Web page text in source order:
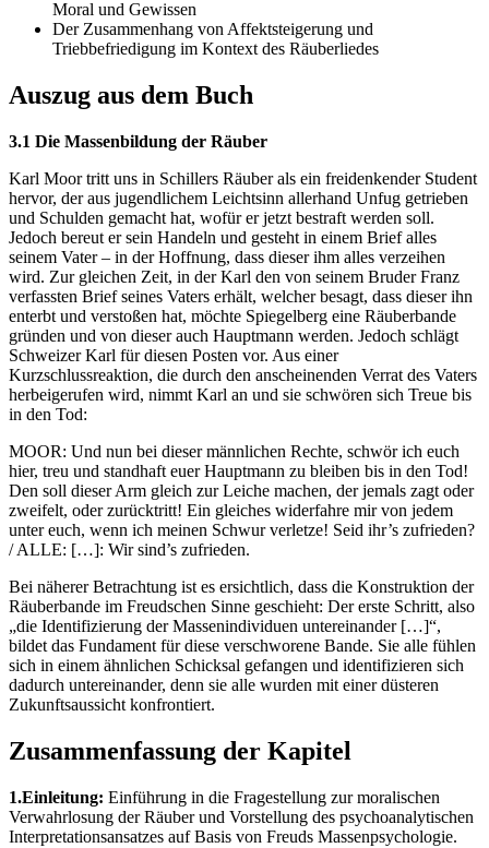
Moral und Gewissen
Der Zusammenhang von Affektsteigerung und
Triebbefriedigung im Kontext des Räuberliedes
Auszug aus dem Buch
3.1 Die Massenbildung der Räuber
Karl Moor tritt uns in Schillers Räuber als ein freidenkender Student
hervor, der aus jugendlichem Leichtsinn allerhand Unfug getrieben
und Schulden gemacht hat, wofür er jetzt bestraft werden soll.
Jedoch bereut er sein Handeln und gesteht in einem Brief alles
seinem Vater – in der Hoffnung, dass dieser ihm alles verzeihen
wird. Zur gleichen Zeit, in der Karl den von seinem Bruder Franz
verfassten Brief seines Vaters erhält, welcher besagt, dass dieser ihn
enterbt und verstoßen hat, möchte Spiegelberg eine Räuberbande
gründen und von dieser auch Hauptmann werden. Jedoch schlägt
Schweizer Karl für diesen Posten vor. Aus einer
Kurzschlussreaktion, die durch den anscheinenden Verrat des Vaters
herbeigerufen wird, nimmt Karl an und sie schwören sich Treue bis
in den Tod:
MOOR: Und nun bei dieser männlichen Rechte, schwör ich euch
hier, treu und standhaft euer Hauptmann zu bleiben bis in den Tod!
Den soll dieser Arm gleich zur Leiche machen, der jemals zagt oder
zweifelt, oder zurücktritt! Ein gleiches widerfahre mir von jedem
unter euch, wenn ich meinen Schwur verletze! Seid ihr’s zufrieden?
/ ALLE: […]: Wir sind’s zufrieden.
Bei näherer Betrachtung ist es ersichtlich, dass die Konstruktion der
Räuberbande im Freudschen Sinne geschieht: Der erste Schritt, also
„die Identifizierung der Massenindividuen untereinander […]“,
bildet das Fundament für diese verschworene Bande. Sie alle fühlen
sich in einem ähnlichen Schicksal gefangen und identifizieren sich
dadurch untereinander, denn sie alle wurden mit einer düsteren
Zukunftsaussicht konfrontiert.
Zusammenfassung der Kapitel
1.Einleitung: Einführung in die Fragestellung zur moralischen
Verwahrlosung der Räuber und Vorstellung des psychoanalytischen
Interpretationsansatzes auf Basis von Freuds Massenpsychologie.